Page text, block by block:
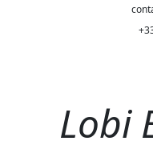
Lobi